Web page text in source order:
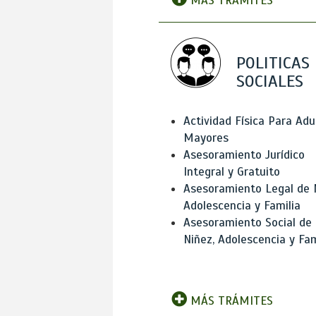
POLITICAS
SOCIALES
Actividad Física Para
Mayores
Asesoramiento Jurídico
Integral y Gratuito
Asesoramiento Legal de
Adolescencia y Familia
Asesoramiento Social de
Niñez, Adolescencia y
MÁS TRÁMITES